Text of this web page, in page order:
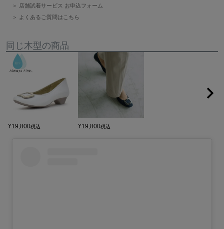
店舗試着サービス お申込フォーム
よくあるご質問はこちら
同じ木型の商品
¥19,800税込 ¥19,800税込